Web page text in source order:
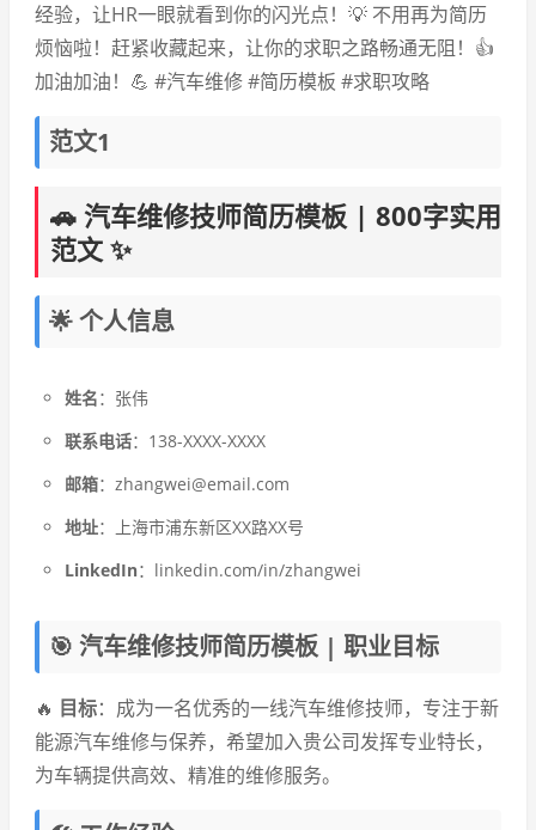
经验，让HR一眼就看到你的闪光点！💡 不用再为简历
烦恼啦！赶紧收藏起来，让你的求职之路畅通无阻！👍
加油加油！💪 #汽车维修 #简历模板 #求职攻略
范文1
🚗 汽车维修技师简历模板 | 800字实用
范文 ✨
🌟 个人信息
姓名：张伟
联系电话：138-XXXX-XXXX
邮箱：zhangwei@email.com
地址：上海市浦东新区XX路XX号
LinkedIn：linkedin.com/in/zhangwei
🎯 汽车维修技师简历模板 | 职业目标
🔥 目标：成为一名优秀的一线汽车维修技师，专注于新
能源汽车维修与保养，希望加入贵公司发挥专业特长，
为车辆提供高效、精准的维修服务。